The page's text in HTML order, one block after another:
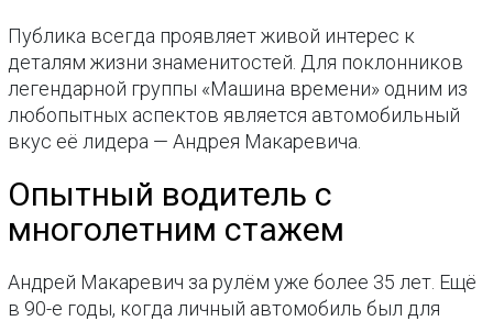
Публика всегда проявляет живой интерес к
деталям жизни знаменитостей. Для поклонников
легендарной группы «Машина времени» одним из
любопытных аспектов является автомобильный
вкус её лидера — Андрея Макаревича.
Опытный водитель с
многолетним стажем
Андрей Макаревич за рулём уже более 35 лет. Ещё
в 90-е годы, когда личный автомобиль был для